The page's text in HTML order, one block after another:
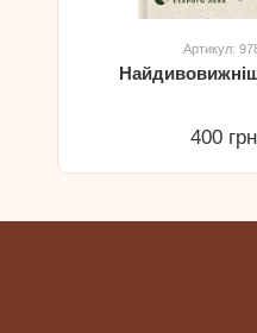
Артикул:
400 грн